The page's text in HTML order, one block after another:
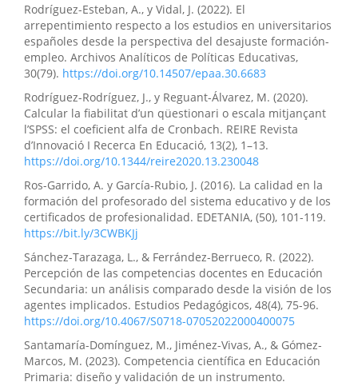
Rodríguez-Esteban, A., y Vidal, J. (2022). El
arrepentimiento respecto a los estudios en universitarios
españoles desde la perspectiva del desajuste formación-
empleo. Archivos Analíticos de Políticas Educativas,
30(79). https://doi.org/10.14507/epaa.30.6683
Rodríguez-Rodríguez, J., y Reguant-Álvarez, M. (2020).
Calcular la fiabilitat d’un qüestionari o escala mitjançant
l’SPSS: el coeficient alfa de Cronbach. REIRE Revista
d’Innovació I Recerca En Educació, 13(2), 1–13.
https://doi.org/10.1344/reire2020.13.230048
Ros-Garrido, A. y García-Rubio, J. (2016). La calidad en la
formación del profesorado del sistema educativo y de los
certificados de profesionalidad. EDETANIA, (50), 101-119.
https://bit.ly/3CWBKJj
Sánchez-Tarazaga, L., & Ferrández-Berrueco, R. (2022).
Percepción de las competencias docentes en Educación
Secundaria: un análisis comparado desde la visión de los
agentes implicados. Estudios Pedagógicos, 48(4), 75-96.
https://doi.org/10.4067/S0718-07052022000400075
Santamaría-Domínguez, M., Jiménez-Vivas, A., & Gómez-
Marcos, M. (2023). Competencia científica en Educación
Primaria: diseño y validación de un instrumento.